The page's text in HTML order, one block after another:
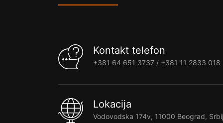
Kontakt telefon
+381 64 651 3737 / +381 11 2833 018
Lokacija
Vodovodska 174v, 11000 Beograd,